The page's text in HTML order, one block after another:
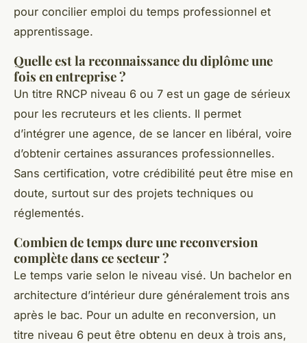
pour concilier emploi du temps professionnel et
apprentissage.
Quelle est la reconnaissance du diplôme une
fois en entreprise ?
Un titre RNCP niveau 6 ou 7 est un gage de sérieux
pour les recruteurs et les clients. Il permet
d’intégrer une agence, de se lancer en libéral, voire
d’obtenir certaines assurances professionnelles.
Sans certification, votre crédibilité peut être mise en
doute, surtout sur des projets techniques ou
réglementés.
Combien de temps dure une reconversion
complète dans ce secteur ?
Le temps varie selon le niveau visé. Un bachelor en
architecture d’intérieur dure généralement trois ans
après le bac. Pour un adulte en reconversion, un
titre niveau 6 peut être obtenu en deux à trois ans,